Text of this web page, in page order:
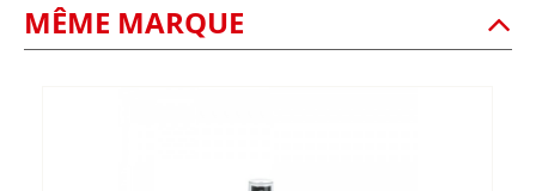
MÊME MARQUE